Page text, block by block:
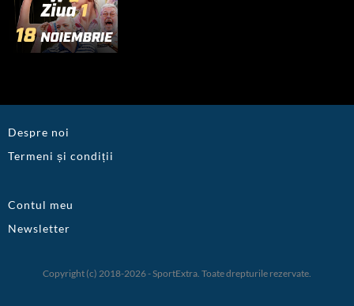
Despre noi
Termeni și condiții
Contul meu
Newsletter
Copyright (c) 2018-2026 - SportExtra. Toate drepturile rezervate.